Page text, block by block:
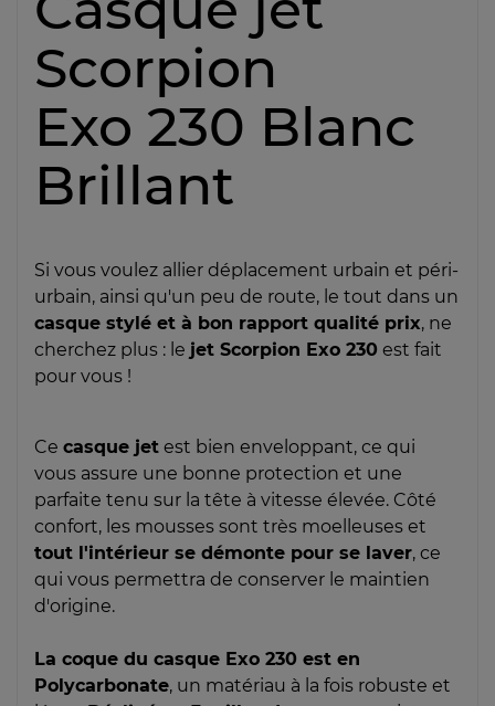
Scorpion
Exo 230 Blanc
Brillant
Si vous voulez allier déplacement urbain et péri-
urbain, ainsi qu'un peu de route, le tout dans un
casque stylé et à bon rapport qualité prix, ne
cherchez plus : le jet Scorpion Exo 230 est fait
pour vous !
Ce casque jet est bien enveloppant, ce qui
vous assure une bonne protection et une
parfaite tenu sur la tête à vitesse élevée. Côté
confort, les mousses sont très moelleuses et
tout l'intérieur se démonte pour se laver, ce
qui vous permettra de conserver le maintien
d'origine.
La coque du casque Exo 230 est en
Polycarbonate, un matériau à la fois robuste et